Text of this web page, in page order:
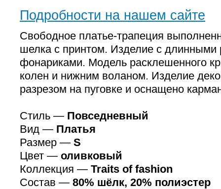
Подробности на нашем сайте
Свободное платье-трапеция
шелка с принтом. Изделие с длинными
фонариками. Модель расклешенного
колен и нижним воланом. Изделие
разрезом на пуговке и оснащено
Стиль — Повседневный
Вид — Платья
Размер — S
Цвет — оливковый
Коллекция — Traits of fashion
Состав — 80% шёлк, 20% полиэстер